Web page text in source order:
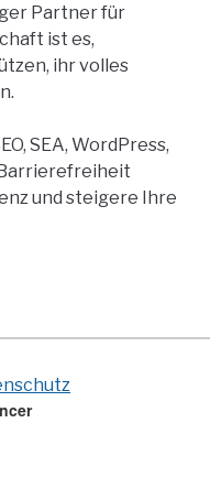
Partner für
ist es,
ihr volles
SEA, WordPress,
und steigere Ihre